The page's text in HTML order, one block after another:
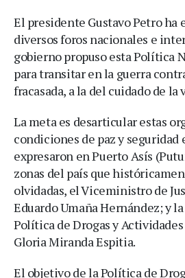
El presidente Gustavo Petro ha
diversos foros nacionales e
gobierno propuso esta Política
para transitar en la guerra
fracasada, a la del cuidado de la
La meta es desarticular estas
condiciones de paz y seguridad
expresaron en Puerto Asís
zonas del país que
olvidadas, el Viceministro de
Eduardo Umaña Hernández; y
Política de Drogas y
Gloria Miranda Espitia.
El objetivo de la Política de